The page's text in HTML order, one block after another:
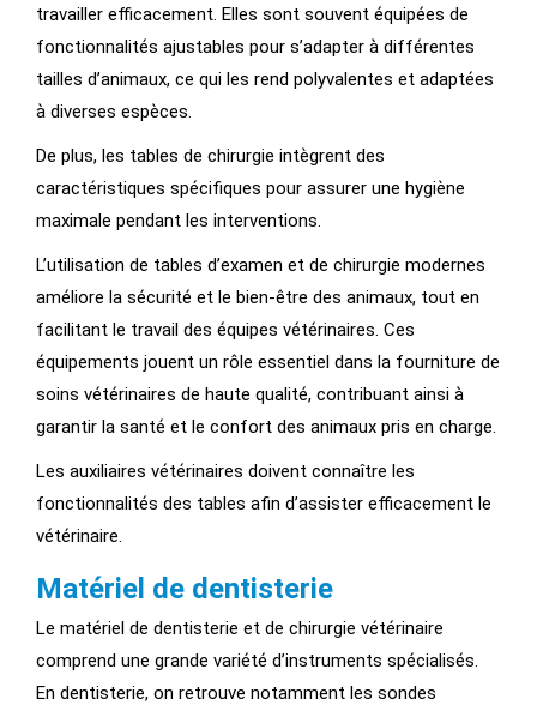
travailler efficacement. Elles sont souvent équipées de
fonctionnalités ajustables pour s’adapter à différentes
tailles d’animaux, ce qui les rend polyvalentes et adaptées
à diverses espèces.
De plus, les tables de chirurgie intègrent des
caractéristiques spécifiques pour assurer une hygiène
maximale pendant les interventions.
L’utilisation de tables d’examen et de chirurgie modernes
améliore la sécurité et le bien-être des animaux, tout en
facilitant le travail des équipes vétérinaires. Ces
équipements jouent un rôle essentiel dans la fourniture de
soins vétérinaires de haute qualité, contribuant ainsi à
garantir la santé et le confort des animaux pris en charge.
Les auxiliaires vétérinaires doivent connaître les
fonctionnalités des tables afin d’assister efficacement le
vétérinaire.
Matériel de dentisterie
Le matériel de dentisterie et de chirurgie vétérinaire
comprend une grande variété d’instruments spécialisés.
En dentisterie, on retrouve notamment les sondes